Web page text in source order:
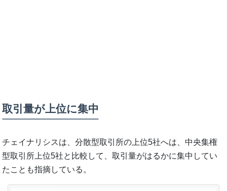
取引量が上位に集中
チェイナリシスは、分散型取引所の上位5社へは、中央集権
型取引所上位5社と比較して、取引量がはるかに集中してい
たことも指摘している。